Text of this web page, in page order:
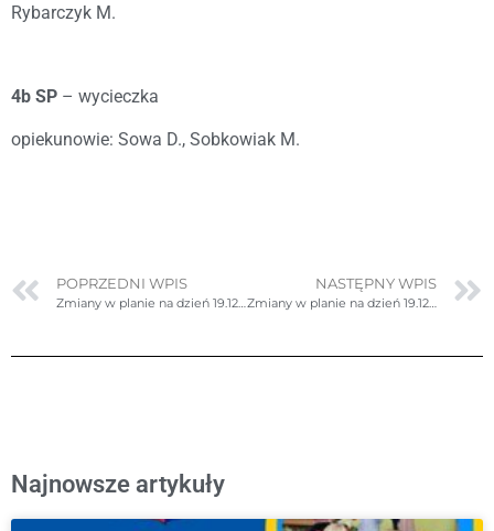
Rybarczyk M.
4b SP – wycieczka
opiekunowie: Sowa D., Sobkowiak M.
POPRZEDNI WPIS
Zmiany w planie na dzień 19.12.2023r. (wtorek)
NASTĘPNY WPIS
Zmiany w planie na dzień 19.12.2023r. (wtorek)- ponownie poprawione
Najnowsze artykuły